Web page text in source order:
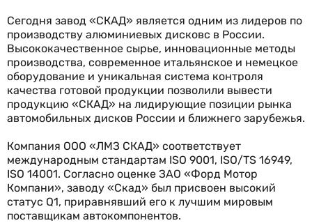
Сегодня завод «СКАД» является одним из лидеров по
производству алюминиевых дисковс в России.
Высококачественное сырье, инновационные методы
производства, современное итальянское и немецкое
оборудование и уникальная система контроля
качества готовой продукции позволили вывести
продукцию «СКАД» на лидирующие позиции рынка
автомобильных дисков России и ближнего зарубежья.
Компания ООО «ЛМЗ СКАД» соответствует
международным стандартам ISO 9001, ISO/TS 16949,
ISO 14001. Согласно оценке ЗАО «Форд Мотор
Компани», заводу «Скад» был присвоен высокий
статус Q1, приравнявший его к лучшим мировым
поставщикам автокомпонентов.